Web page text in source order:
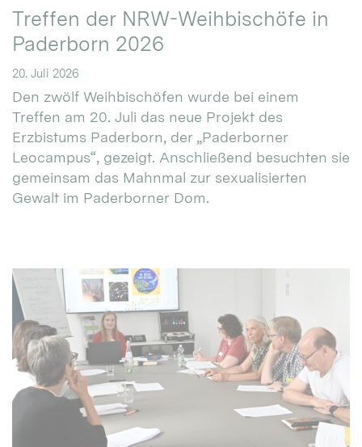
Treffen der NRW-Weihbischöfe in
Paderborn 2026
20. Juli 2026
Den zwölf Weihbischöfen wurde bei einem
Treffen am 20. Juli das neue Projekt des
Erzbistums Paderborn, der „Paderborner
Leocampus“, gezeigt. Anschließend besuchten sie
gemeinsam das Mahnmal zur sexualisierten
Gewalt im Paderborner Dom.